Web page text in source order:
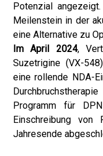
Potenzial
Meilenstein in der
eine Alternative zu
Im April 2024,
Suzetrigine (VX-
eine rollende NDA-
Programm für
Einschreibung
Jahresende